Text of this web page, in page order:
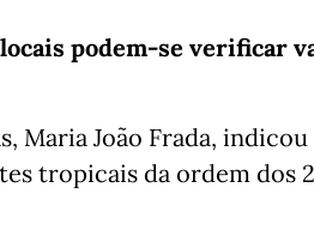
podem-se verificar
Maria João Frada, indicou
tropicais da ordem dos